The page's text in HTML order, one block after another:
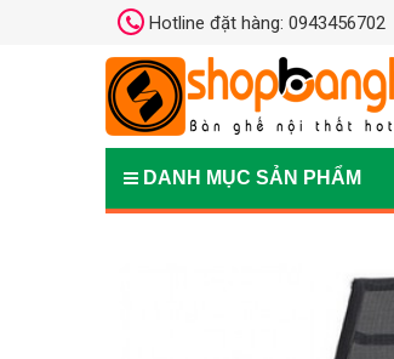
Hotline đặt hàng: 0943456702
DANH MỤC SẢN PHẨM